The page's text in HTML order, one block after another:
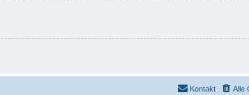
Alle
Kontakt